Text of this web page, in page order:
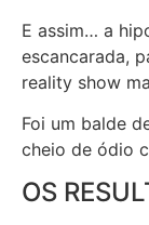
E assim… a
escancarada,
reality show
Foi um balde
cheio de ódio
OS